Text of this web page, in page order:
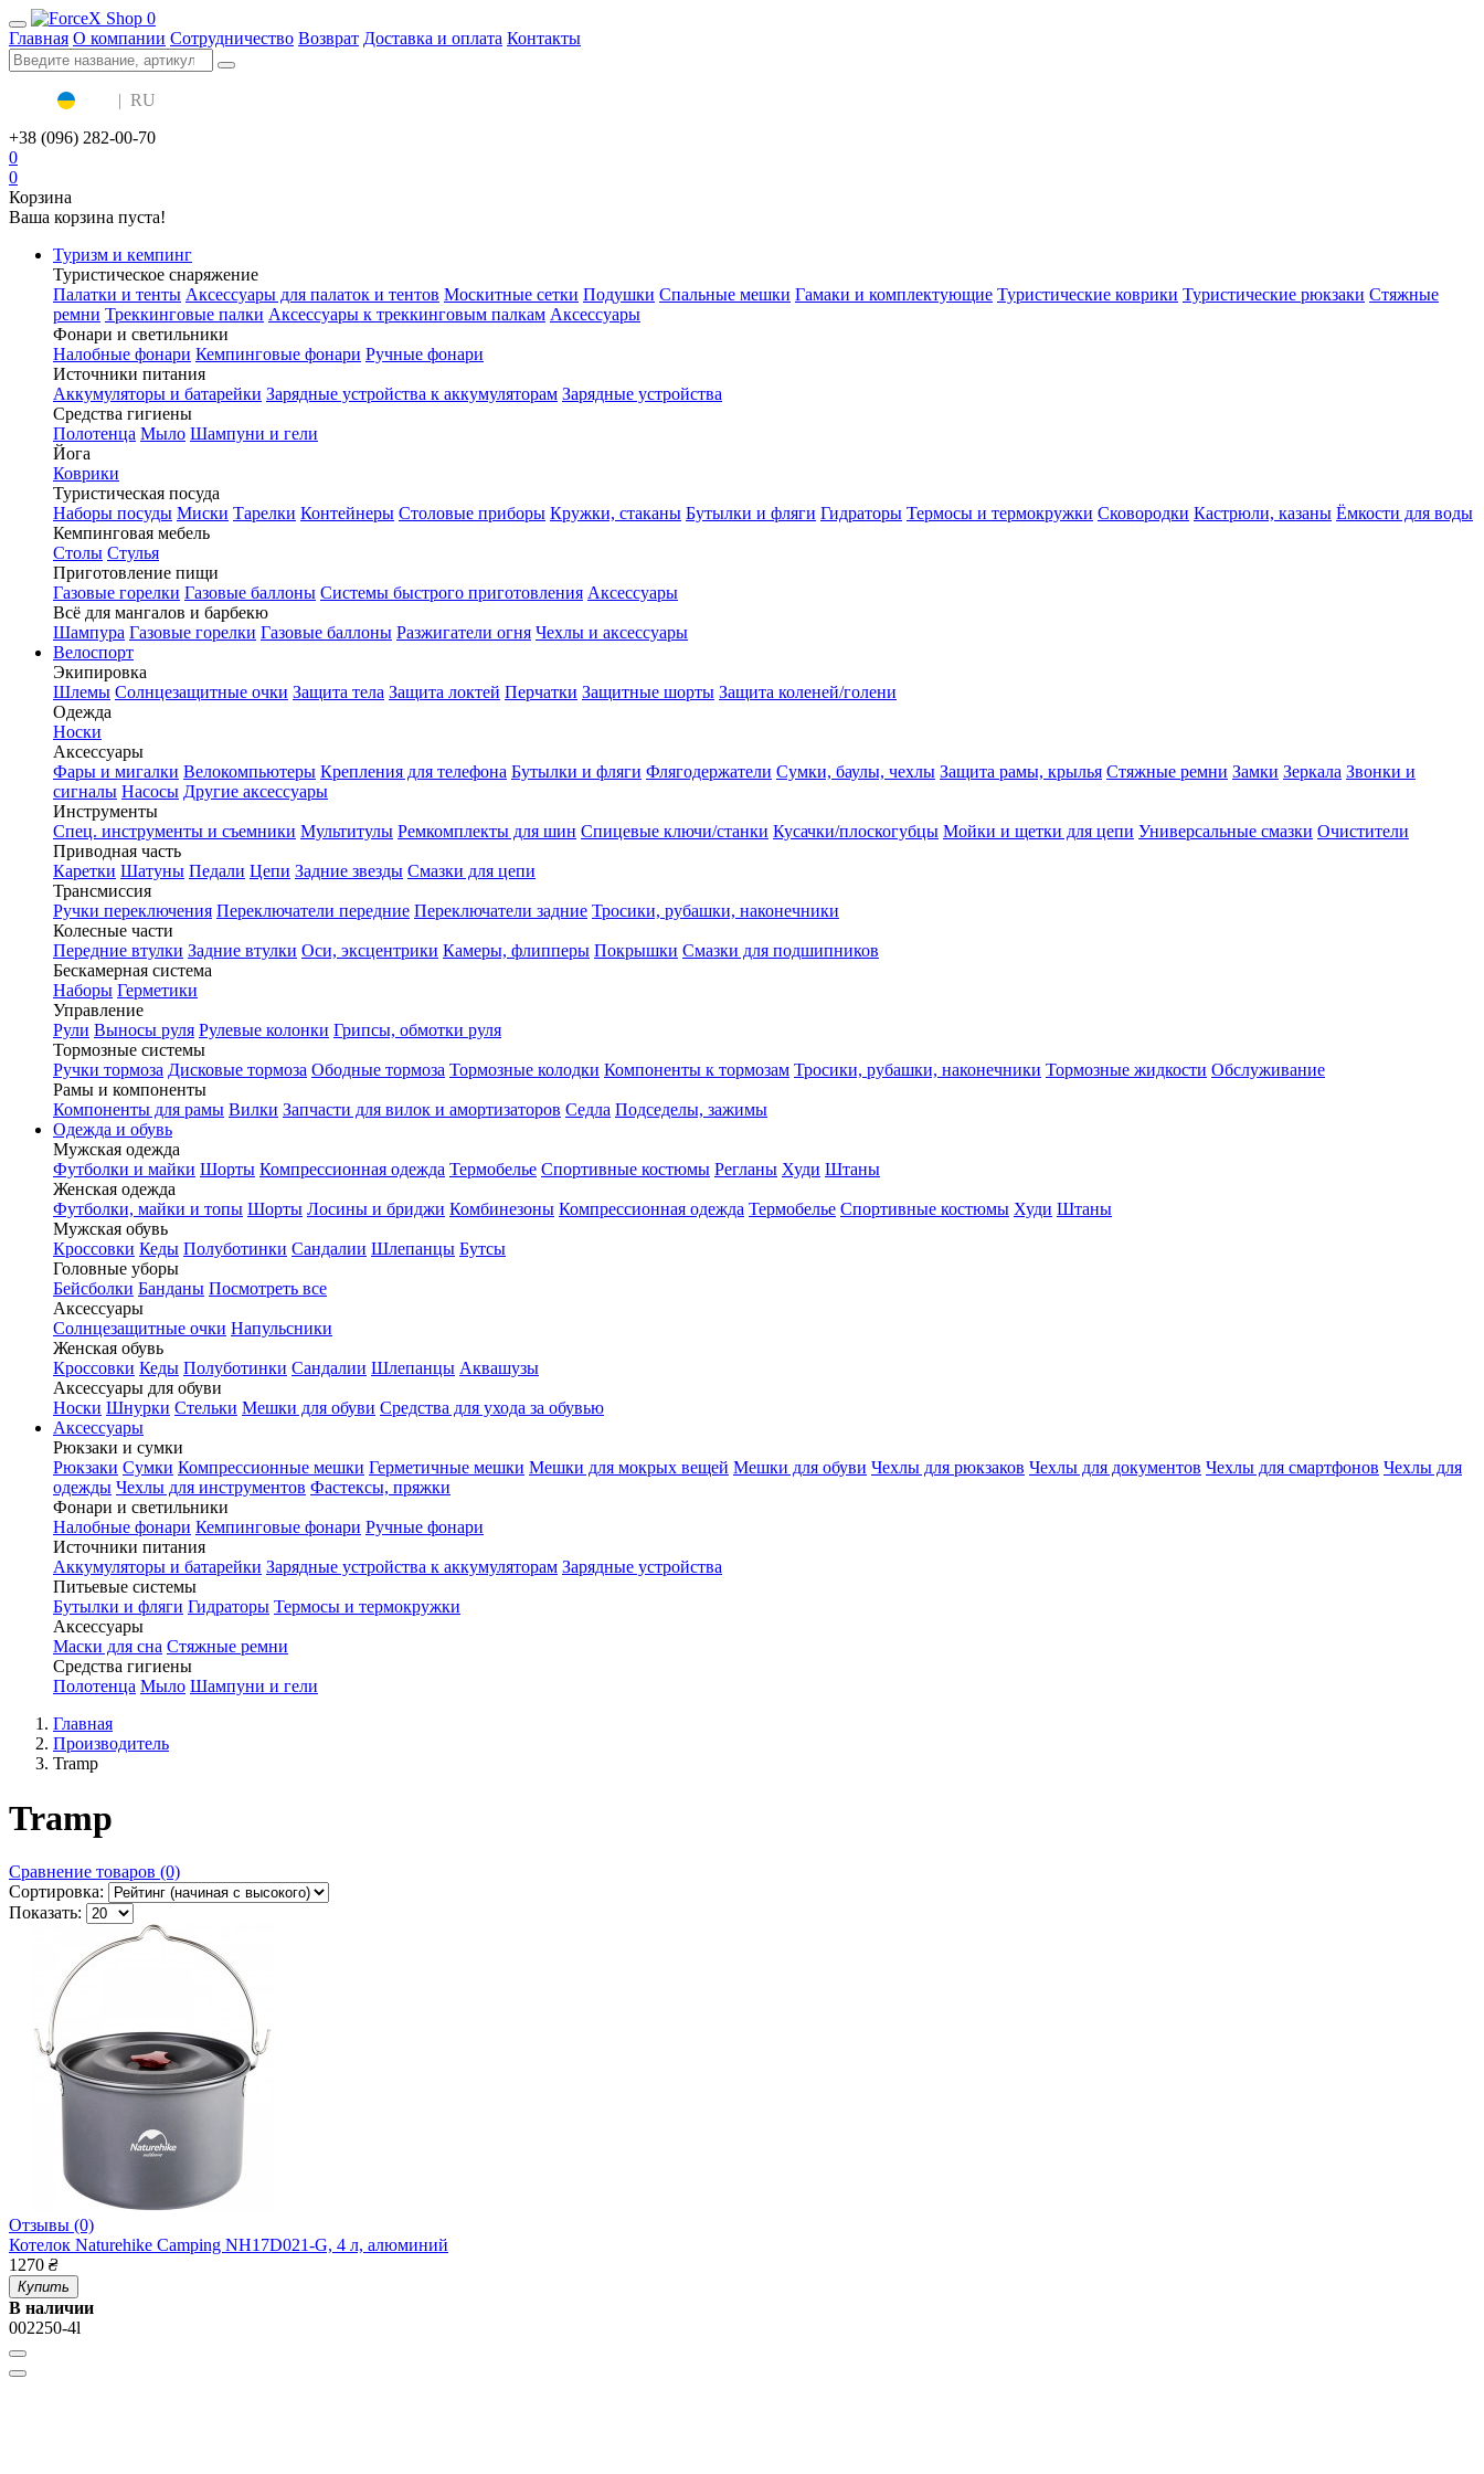
0
Главная О компании Сотрудничество Возврат Доставка и оплата Контакты
| RU
+38 (096) 282-00-70
0
0
Корзина
Ваша корзина пуста!
Туризм и кемпинг
Туристическое снаряжение
Палатки и тенты Аксессуары для палаток и тентов Москитные сетки Подушки Спальные мешки Гамаки и комплектующие Туристические коврики Туристические рюкзаки Стяжные
ремни Треккинговые палки Аксессуары к треккинговым палкам Аксессуары
Фонари и светильники
Налобные фонари Кемпинговые фонари Ручные фонари
Источники питания
Аккумуляторы и батарейки Зарядные устройства к аккумуляторам Зарядные устройства
Средства гигиены
Полотенца Мыло Шампуни и гели
Йога
Коврики
Туристическая посуда
Наборы посуды Миски Тарелки Контейнеры Столовые приборы Кружки, стаканы Бутылки и фляги Гидраторы Термосы и термокружки Сковородки Кастрюли, казаны Ёмкости для воды
Кемпинговая мебель
Столы Стулья
Приготовление пищи
Газовые горелки Газовые баллоны Системы быстрого приготовления Аксессуары
Всё для мангалов и барбекю
Шампура Газовые горелки Газовые баллоны Разжигатели огня Чехлы и аксессуары
Велоспорт
Экипировка
Шлемы Солнцезащитные очки Защита тела Защита локтей Перчатки Защитные шорты Защита коленей/голени
Одежда
Носки
Аксессуары
Фары и мигалки Велокомпьютеры Крепления для телефона Бутылки и фляги Флягодержатели Сумки, баулы, чехлы Защита рамы, крылья Стяжные ремни Замки Зеркала Звонки и
сигналы Насосы Другие аксессуары
Инструменты
Спец. инструменты и съемники Мультитулы Ремкомплекты для шин Спицевые ключи/станки Кусачки/плоскогубцы Мойки и щетки для цепи Универсальные смазки Очистители
Приводная часть
Каретки Шатуны Педали Цепи Задние звезды Смазки для цепи
Трансмиссия
Ручки переключения Переключатели передние Переключатели задние Тросики, рубашки, наконечники
Колесные части
Передние втулки Задние втулки Оси, эксцентрики Камеры, флипперы Покрышки Смазки для подшипников
Бескамерная система
Наборы Герметики
Управление
Рули Выносы руля Рулевые колонки Грипсы, обмотки руля
Тормозные системы
Ручки тормоза Дисковые тормоза Ободные тормоза Тормозные колодки Компоненты к тормозам Тросики, рубашки, наконечники Тормозные жидкости Обслуживание
Рамы и компоненты
Компоненты для рамы Вилки Запчасти для вилок и амортизаторов Седла Подседелы, зажимы
Одежда и обувь
Мужская одежда
Футболки и майки Шорты Компрессионная одежда Термобелье Спортивные костюмы Регланы Худи Штаны
Женская одежда
Футболки, майки и топы Шорты Лосины и бриджи Комбинезоны Компрессионная одежда Термобелье Спортивные костюмы Худи Штаны
Мужская обувь
Кроссовки Кеды Полуботинки Сандалии Шлепанцы Бутсы
Головные уборы
Бейсболки Банданы Посмотреть все
Аксессуары
Солнцезащитные очки Напульсники
Женская обувь
Кроссовки Кеды Полуботинки Сандалии Шлепанцы Аквашузы
Аксессуары для обуви
Носки Шнурки Стельки Мешки для обуви Средства для ухода за обувью
Аксессуары
Рюкзаки и сумки
Рюкзаки Сумки Компрессионные мешки Герметичные мешки Мешки для мокрых вещей Мешки для обуви Чехлы для рюкзаков Чехлы для документов Чехлы для смартфонов Чехлы для
одежды Чехлы для инструментов Фастексы, пряжки
Фонари и светильники
Налобные фонари Кемпинговые фонари Ручные фонари
Источники питания
Аккумуляторы и батарейки Зарядные устройства к аккумуляторам Зарядные устройства
Питьевые системы
Бутылки и фляги Гидраторы Термосы и термокружки
Аксессуары
Маски для сна Стяжные ремни
Средства гигиены
Полотенца Мыло Шампуни и гели
Главная
Производитель
Tramp
Tramp
Сравнение товаров (0)
Сортировка:
Показать:
Отзывы (0)
Котелок Naturehike Camping NH17D021-G, 4 л, алюминий
1270 ₴
Купить
В наличии
002250-4l